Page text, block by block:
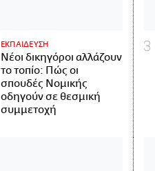
ΕΚΠΑΙΔΕΥΣΗ
Νέοι δικηγόροι αλλάζουν
το τοπίο: Πώς οι
σπουδές Νομικής
οδηγούν σε θεσμική
συμμετοχή